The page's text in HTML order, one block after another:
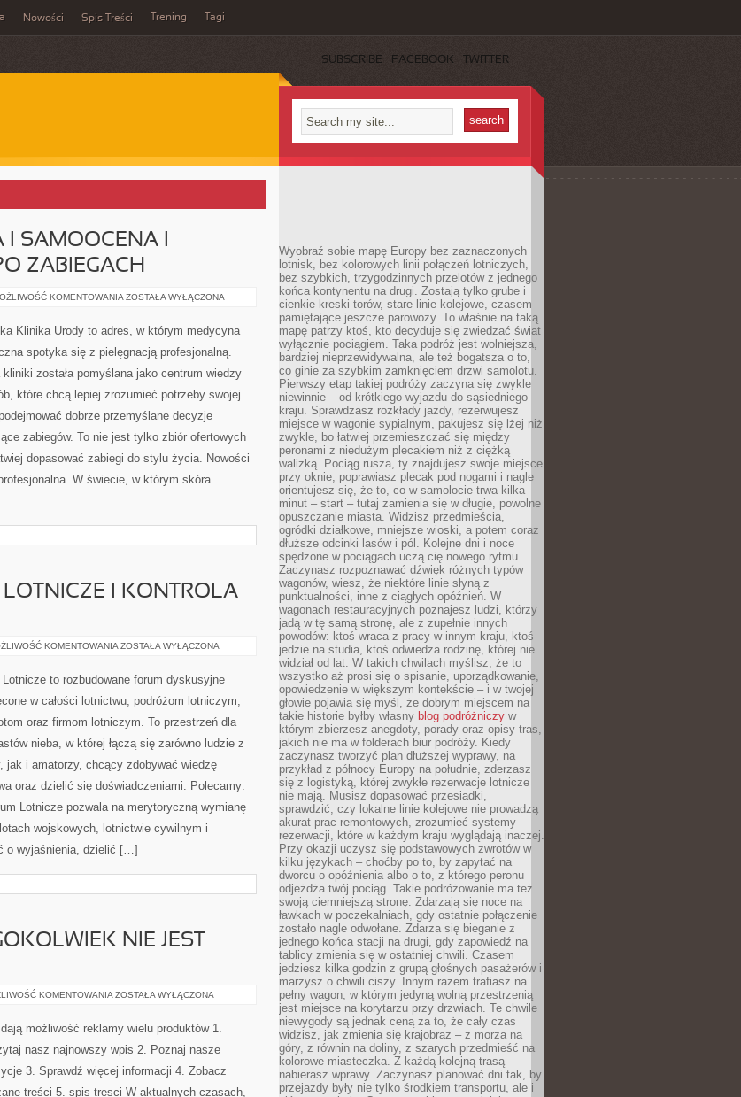
Nowości Spis Treści Trening Tagi
SUBSCRIBE FACEBOOK TWITTER
SAMOOCENA I
ZABIEGACH
KOMENTOWANIA PSYCHOLOGIA
SAMOOCENA
I
SKÓRY
ZABIEGACH
ZOSTAŁA WYŁĄCZONA
Klinika Urody to adres, w którym medycyna
spotyka się z pielęgnacją profesjonalną.
kliniki została pomyślana jako centrum wiedzy
które chcą lepiej zrozumieć potrzeby swojej
dobrze przemyślane decyzje
zabiegów. To nie jest tylko zbiór ofertowych
dopasować zabiegi do stylu życia. Nowości
W świecie, w którym skóra
I KONTROLA
KOMENTOWANIA NIETYPOWE
KONTROLA
LOTNICZEGO
ZOSTAŁA WYŁĄCZONA
Lotnicze to rozbudowane forum dyskusyjne
w całości lotnictwu, podróżom lotniczym,
oraz firmom lotniczym. To przestrzeń dla
nieba, w której łączą się zarówno ludzie z
jak i amatorzy, chcący zdobywać wiedzę
oraz dzielić się doświadczeniami. Polecamy:
Lotnicze pozwala na merytoryczną wymianę
wojskowych, lotnictwie cywilnym i
o wyjaśnienia, dzielić […]
NIE JEST
KOMENTOWANIA PROJEKTOWANIE
BEZPROBLEMOWE
ZOSTAŁA WYŁĄCZONA
możliwość reklamy wielu produktów 1.
nasz najnowszy wpis 2. Poznaj nasze
3. Sprawdź więcej informacji 4. Zobacz
treści 5. spis tresci W aktualnych czasach,
Wyobraź sobie mapę Europy bez zaznaczonych
lotnisk, bez kolorowych linii połączeń lotniczych,
bez szybkich, trzygodzinnych przelotów z jednego
końca kontynentu na drugi. Zostają tylko grube i
cienkie kreski torów, stare linie kolejowe, czasem
pamiętające jeszcze parowozy. To właśnie na taką
mapę patrzy ktoś, kto decyduje się zwiedzać świat
wyłącznie pociągiem. Taka podróż jest wolniejsza,
bardziej nieprzewidywalna, ale też bogatsza o to,
co ginie za szybkim zamknięciem drzwi samolotu.
Pierwszy etap takiej podróży zaczyna się zwykle
niewinnie – od krótkiego wyjazdu do sąsiedniego
kraju. Sprawdzasz rozkłady jazdy, rezerwujesz
miejsce w wagonie sypialnym, pakujesz się lżej niż
zwykle, bo łatwiej przemieszczać się między
peronami z niedużym plecakiem niż z ciężką
walizką. Pociąg rusza, ty znajdujesz swoje miejsce
przy oknie, poprawiasz plecak pod nogami i nagle
orientujesz się, że to, co w samolocie trwa kilka
minut – start – tutaj zamienia się w długie, powolne
opuszczanie miasta. Widzisz przedmieścia,
ogródki działkowe, mniejsze wioski, a potem coraz
dłuższe odcinki lasów i pól. Kolejne dni i noce
spędzone w pociągach uczą cię nowego rytmu.
Zaczynasz rozpoznawać dźwięk różnych typów
wagonów, wiesz, że niektóre linie słyną z
punktualności, inne z ciągłych opóźnień. W
wagonach restauracyjnych poznajesz ludzi, którzy
jadą w tę samą stronę, ale z zupełnie innych
powodów: ktoś wraca z pracy w innym kraju, ktoś
jedzie na studia, ktoś odwiedza rodzinę, której nie
widział od lat. W takich chwilach myślisz, że to
wszystko aż prosi się o spisanie, uporządkowanie,
opowiedzenie w większym kontekście – i w twojej
głowie pojawia się myśl, że dobrym miejscem na
takie historie byłby własny blog podróżniczy w
którym zbierzesz anegdoty, porady oraz opisy tras,
jakich nie ma w folderach biur podróży. Kiedy
zaczynasz tworzyć plan dłuższej wyprawy, na
przykład z północy Europy na południe, zderzasz
się z logistyką, której zwykłe rezerwacje lotnicze
nie mają. Musisz dopasować przesiadki,
sprawdzić, czy lokalne linie kolejowe nie prowadzą
akurat prac remontowych, zrozumieć systemy
rezerwacji, które w każdym kraju wyglądają inaczej.
Przy okazji uczysz się podstawowych zwrotów w
kilku językach – choćby po to, by zapytać na
dworcu o opóźnienia albo o to, z którego peronu
odjeżdża twój pociąg. Takie podróżowanie ma też
swoją ciemniejszą stronę. Zdarzają się noce na
ławkach w poczekalniach, gdy ostatnie połączenie
zostało nagle odwołane. Zdarza się bieganie z
jednego końca stacji na drugi, gdy zapowiedź na
tablicy zmienia się w ostatniej chwili. Czasem
jedziesz kilka godzin z grupą głośnych pasażerów i
marzysz o chwili ciszy. Innym razem trafiasz na
pełny wagon, w którym jedyną wolną przestrzenią
jest miejsce na korytarzu przy drzwiach. Te chwile
niewygody są jednak ceną za to, że cały czas
widzisz, jak zmienia się krajobraz – z morza na
góry, z równin na doliny, z szarych przedmieść na
kolorowe miasteczka. Z każdą kolejną trasą
nabierasz wprawy. Zaczynasz planować dni tak, by
przejazdy były nie tylko środkiem transportu, ale i